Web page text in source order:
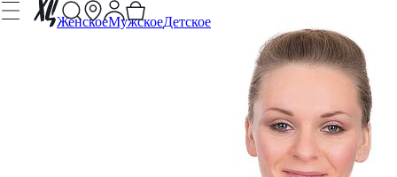
ЖенскоеМужскоеДетское